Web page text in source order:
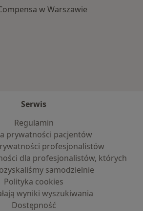
w Warszawie
Serwis
Regulamin
prywatności pacjentów
profesjonalistów
dla profesjonalistów, których
samodzielnie
Polityka cookies
wyniki wyszukiwania
Dostępność